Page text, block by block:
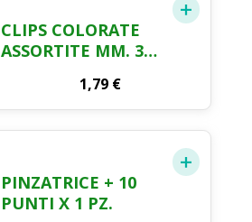
CLIPS COLORATE
ASSORTITE MM. 33
1,79 €
PINZATRICE + 10
PUNTI X 1 PZ.